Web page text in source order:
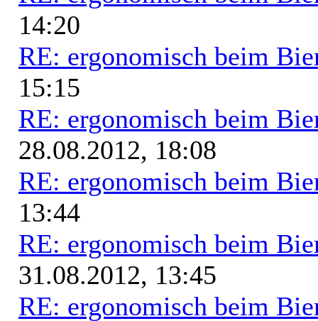
14:20
RE: ergonomisch beim
15:15
RE: ergonomisch beim
28.08.2012, 18:08
RE: ergonomisch beim
13:44
RE: ergonomisch beim
31.08.2012, 13:45
RE: ergonomisch beim